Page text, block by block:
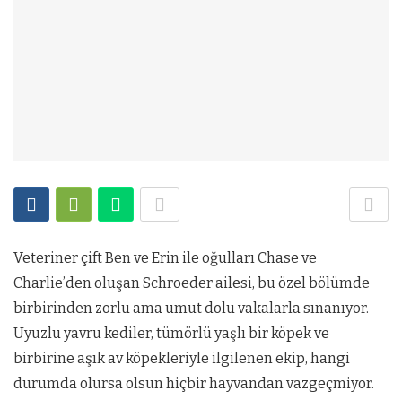
Veteriner çift Ben ve Erin ile oğulları Chase ve
Charlie’den oluşan Schroeder ailesi, bu özel bölümde
birbirinden zorlu ama umut dolu vakalarla sınanıyor.
Uyuzlu yavru kediler, tümörlü yaşlı bir köpek ve
birbirine aşık av köpekleriyle ilgilenen ekip, hangi
durumda olursa olsun hiçbir hayvandan vazgeçmiyor.